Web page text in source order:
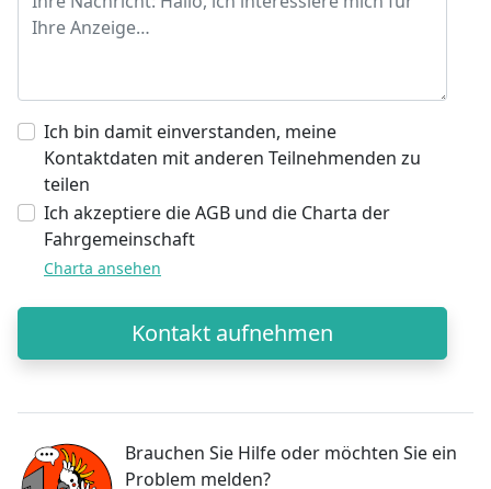
Ich bin damit einverstanden, meine
Kontaktdaten mit anderen Teilnehmenden zu
teilen
Ich akzeptiere die AGB und die Charta der
Fahrgemeinschaft
Charta ansehen
Kontakt aufnehmen
Brauchen Sie Hilfe oder möchten Sie ein
Problem melden?